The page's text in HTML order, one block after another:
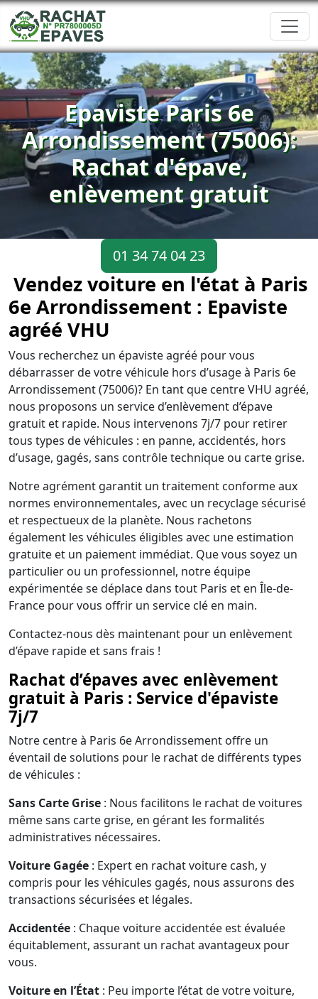
Epaviste Paris 6e
Arrondissement (75006):
Rachat d'épave,
enlèvement gratuit
01 34 74 04 23
Vendez voiture en l'état à Paris
6e Arrondissement : Epaviste
agréé VHU
Vous recherchez un épaviste agréé pour vous
débarrasser de votre véhicule hors d’usage à Paris 6e
Arrondissement (75006)? En tant que centre VHU agréé,
nous proposons un service d’enlèvement d’épave
gratuit et rapide. Nous intervenons 7j/7 pour retirer
tous types de véhicules : en panne, accidentés, hors
d’usage, gagés, sans contrôle technique ou carte grise.
Notre agrément garantit un traitement conforme aux
normes environnementales, avec un recyclage sécurisé
et respectueux de la planète. Nous rachetons
également les véhicules éligibles avec une estimation
gratuite et un paiement immédiat. Que vous soyez un
particulier ou un professionnel, notre équipe
expérimentée se déplace dans tout Paris et en Île-de-
France pour vous offrir un service clé en main.
Contactez-nous dès maintenant pour un enlèvement
d’épave rapide et sans frais !
Rachat d’épaves avec enlèvement
gratuit à Paris : Service d'épaviste
7j/7
Notre centre à Paris 6e Arrondissement offre un
éventail de solutions pour le rachat de différents types
de véhicules :
Sans Carte Grise : Nous facilitons le rachat de voitures
même sans carte grise, en gérant les formalités
administratives nécessaires.
Voiture Gagée : Expert en rachat voiture cash, y
compris pour les véhicules gagés, nous assurons des
transactions sécurisées et légales.
Accidentée : Chaque voiture accidentée est évaluée
équitablement, assurant un rachat avantageux pour
vous.
Voiture en l’État : Peu importe l’état de votre voiture,